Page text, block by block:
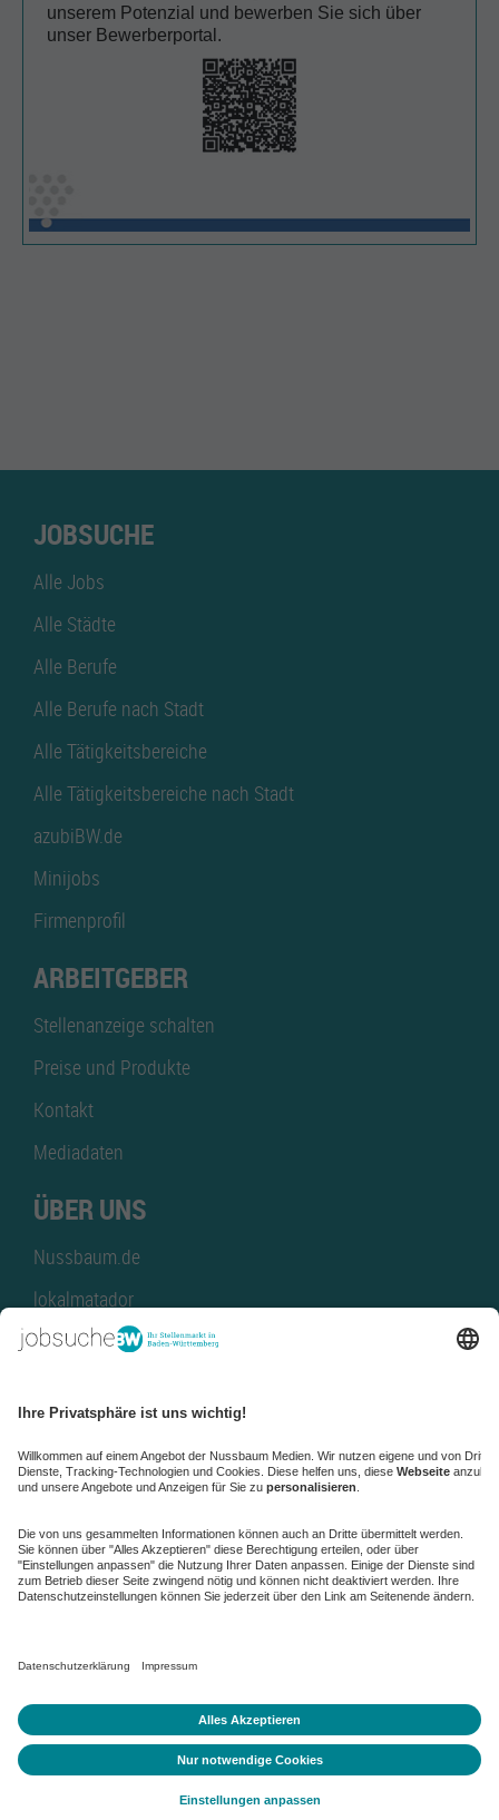
JOBSUCHE
Alle Jobs
Alle Städte
Alle Berufe
Alle Berufe nach Stadt
Alle Tätigkeitsbereiche
Alle Tätigkeitsbereiche nach Stadt
azubiBW.de
Minijobs
Firmenprofil
ARBEITGEBER
Stellenanzeige schalten
Preise und Produkte
Kontakt
Mediadaten
ÜBER UNS
Nussbaum.de
lokalmatador
kaufinBW
NussbaumID
Nussbaum Medien
de.jobble.org
Datenschutz
Datenschutz-Einstellungen ändern
Impressum